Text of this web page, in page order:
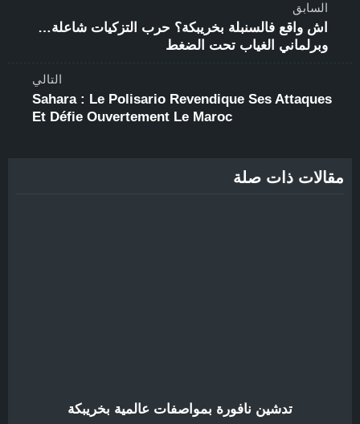
السابق
اش واقع فالسنبلة بخريبكة؟ حرب التزكيات شاعلة…
وبرلماني الغياب تحت الضغط
التالي
Sahara : Le Polisario Revendique Ses Attaques
Et Défie Ouvertement Le Maroc
مقالات ذات صلة
تدشين نافورة بمواصفات عالمية بخريبكة